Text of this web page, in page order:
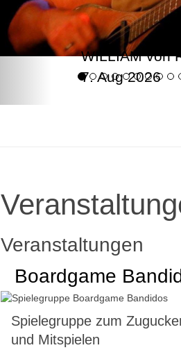
WILLIAM von
7. Aug 2026
Veranstaltungen
Boardgame
Spielegruppe zum
und Mitspielen